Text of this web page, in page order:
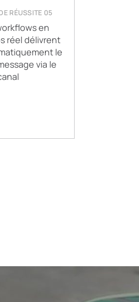
RÉUSSITE 05
en
réel délivrent
le
via le